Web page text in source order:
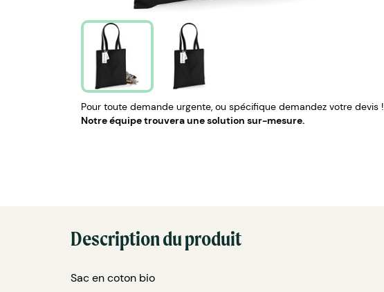
Pour toute demande urgente, ou spécifique demandez votre devis !
Notre équipe trouvera une solution sur-mesure.
Description du produit
Sac en coton bio